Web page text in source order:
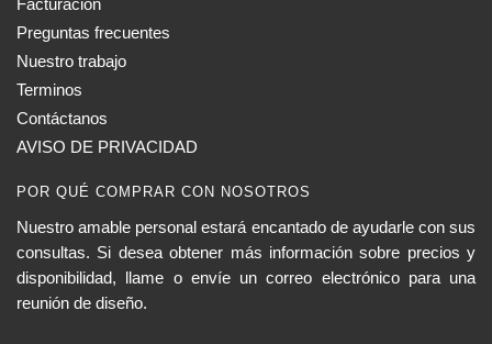
Preguntas frecuentes
Nuestro trabajo
Terminos
Contáctanos
AVISO DE PRIVACIDAD
POR QUÉ COMPRAR CON NOSOTROS
Nuestro amable personal estará encantado de ayudarle con sus
consultas. Si desea obtener más información sobre precios y
disponibilidad, llame o envíe un correo electrónico para una
reunión de diseño.